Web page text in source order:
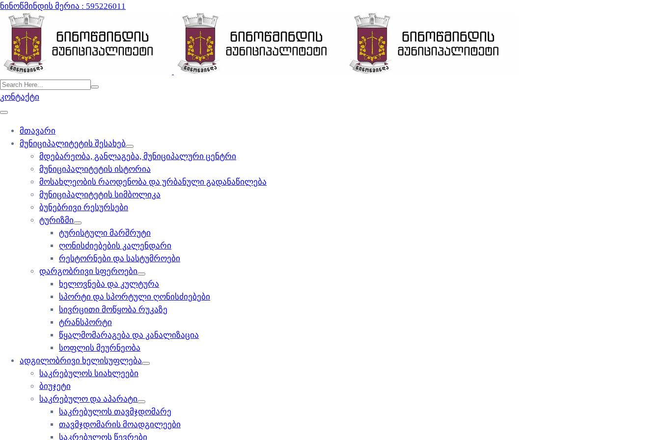
ნინოწმინდის მერია : 595226011
კონტაქტი
მთავარი
მუნიციპალიტეტის შესახებ
მდებარეობა, განლაგება, მუნიციპალური ცენტრი
მუნიციპალიტეტის ისტორია
მოსახლეობის რაოდენობა და ურბანული გადანაწილება
მუნიციპალიტეტის სიმბოლიკა
ბუნებრივი რესურსები
ტურიზმი
ტურისტული მარშრუტი
ღონისძიებების კალენდარი
რესტორნები და სასტუმროები
დარგობრივი სფეროები
ხელოვნება და კულტურა
სპორტი და სპორტული ღონისძიებები
სივრცითი მოწყობა რუკაზე
ტრანსპორტი
წყალმომარაგება და კანალიზაცია
სოფლის მეურნეობა
ადგილობრივი ხელისუფლება
საკრებულოს სიახლეები
ბიუჯეტი
საკრებულო და აპარატი
საკრებულოს თავმჯდომარე
თავმჯდომარის მოადგილეები
საკრებულოს წევრები
ვებ გვერდი მუშაობს სატესტო რეჟიმში კარგი!